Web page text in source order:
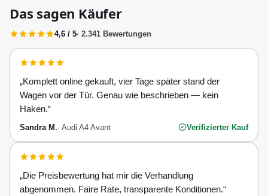
Das sagen Käufer
4,6 / 5· 2.341 Bewertungen
„Komplett online gekauft, vier Tage später stand der
Wagen vor der Tür. Genau wie beschrieben — kein
Haken.“
Sandra M.· Audi A4 Avant Verifizierter Kauf
„Die Preisbewertung hat mir die Verhandlung
abgenommen. Faire Rate, transparente Konditionen.“